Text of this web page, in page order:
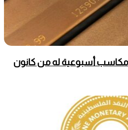
مكاسب أسبوعية له من كانون